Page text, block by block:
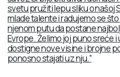
svetu pružiti lepu sliku o našoj
mlade talente i radujemo se
njenom putu da postane
Evrope. Želimo joj puno sreće
dostigne nove visine i brojne
ponosno stajati uz nju.”